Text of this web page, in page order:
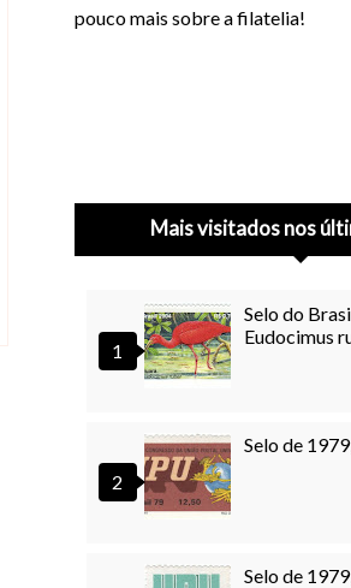
pouco mais sobre a filatelia!
Mais visitados nos
Selo do
Eudocimus
Selo de
Selo de